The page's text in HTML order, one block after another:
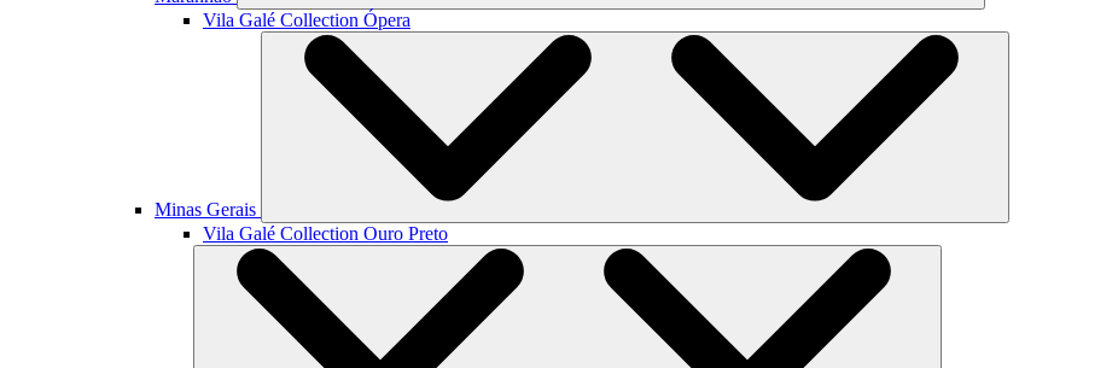
Vila Galé Collection Ópera
Minas Gerais
Vila Galé Collection Ouro Preto